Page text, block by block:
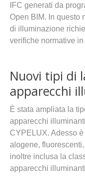
IFC generati da
Open BIM. In questo
di illuminazione
verifiche normative
Nuovi tipi di
apparecchi
È stata ampliata la
apparecchi
CYPELUX. Adesso
alogene,
inoltre inclusa la
apparecchi